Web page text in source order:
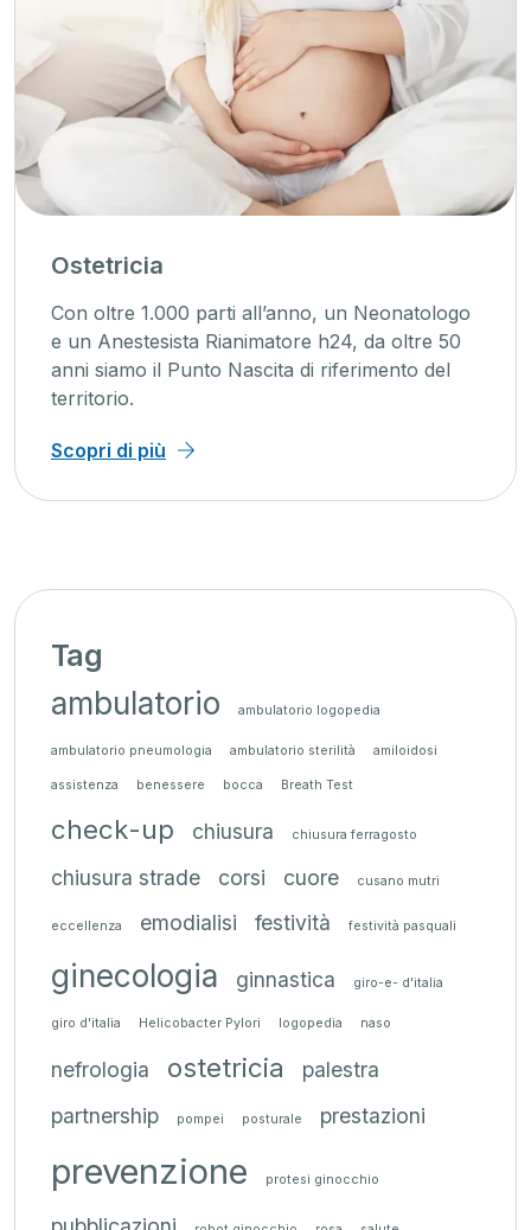
Ostetricia
Con oltre 1.000 parti all’anno, un Neonatologo
e un Anestesista Rianimatore h24, da oltre 50
anni siamo il Punto Nascita di riferimento del
territorio.
Scopri di più
Tag
ambulatorio ambulatorio logopedia
ambulatorio pneumologia ambulatorio sterilità amiloidosi
assistenza benessere bocca Breath Test
check-up chiusura chiusura ferragosto
chiusura strade corsi cuore cusano mutri
eccellenza emodialisi festività festività pasquali
ginecologia ginnastica giro-e- d'italia
giro d'italia Helicobacter Pylori logopedia naso
nefrologia ostetricia
palestra
partnership
pompei posturale prestazioni
prevenzione protesi ginocchio